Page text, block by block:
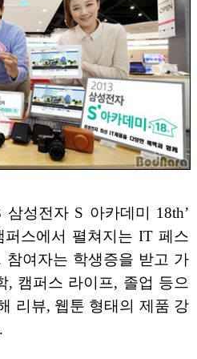
삼성전자 S 아카데미 18th’
퍼스에서 펼쳐지는 IT 페스
참여자는 학생증을 받고 가
, 캠퍼스 라이프, 졸업 등으
리뷰, 웹툰 형태의 제품 강